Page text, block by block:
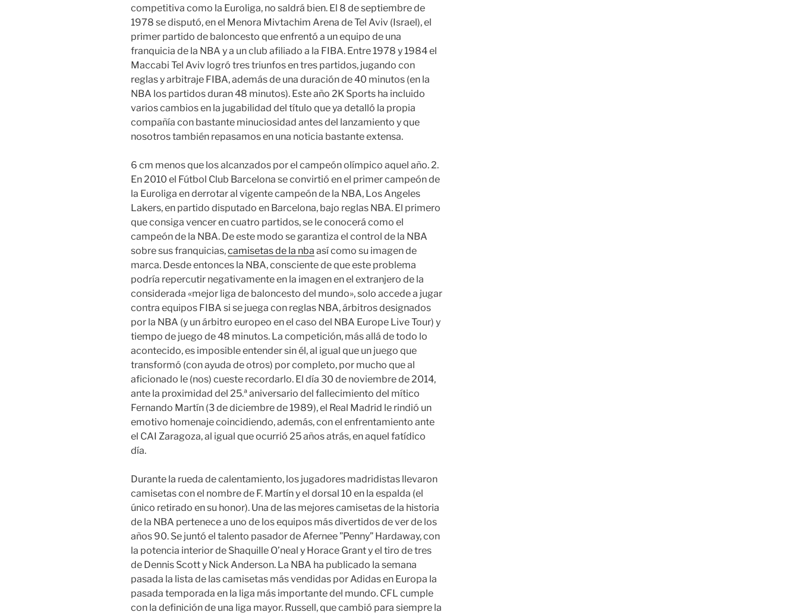
competitiva como la Euroliga, no saldrá bien. El 8 de septiembre de
1978 se disputó, en el Menora Mivtachim Arena de Tel Aviv (Israel), el
primer partido de baloncesto que enfrentó a un equipo de una
franquicia de la NBA y a un club afiliado a la FIBA. Entre 1978 y 1984 el
Maccabi Tel Aviv logró tres triunfos en tres partidos, jugando con
reglas y arbitraje FIBA, además de una duración de 40 minutos (en la
NBA los partidos duran 48 minutos). Este año 2K Sports ha incluido
varios cambios en la jugabilidad del título que ya detalló la propia
compañía con bastante minuciosidad antes del lanzamiento y que
nosotros también repasamos en una noticia bastante extensa.
6 cm menos que los alcanzados por el campeón olímpico aquel año. 2.
En 2010 el Fútbol Club Barcelona se convirtió en el primer campeón de
la Euroliga en derrotar al vigente campeón de la NBA, Los Angeles
Lakers, en partido disputado en Barcelona, bajo reglas NBA. El primero
que consiga vencer en cuatro partidos, se le conocerá como el
campeón de la NBA. De este modo se garantiza el control de la NBA
sobre sus franquicias,camisetas de la nba así como su imagen de
marca. Desde entonces la NBA, consciente de que este problema
podría repercutir negativamente en la imagen en el extranjero de la
considerada «mejor liga de baloncesto del mundo», solo accede a jugar
contra equipos FIBA si se juega con reglas NBA, árbitros designados
por la NBA (y un árbitro europeo en el caso del NBA Europe Live Tour) y
tiempo de juego de 48 minutos. La competición, más allá de todo lo
acontecido, es imposible entender sin él, al igual que un juego que
transformó (con ayuda de otros) por completo, por mucho que al
aficionado le (nos) cueste recordarlo. El día 30 de noviembre de 2014,
ante la proximidad del 25.ª aniversario del fallecimiento del mítico
Fernando Martín (3 de diciembre de 1989), el Real Madrid le rindió un
emotivo homenaje coincidiendo, además, con el enfrentamiento ante
el CAI Zaragoza, al igual que ocurrió 25 años atrás, en aquel fatídico
día.
Durante la rueda de calentamiento, los jugadores madridistas llevaron
camisetas con el nombre de F. Martín y el dorsal 10 en la espalda (el
único retirado en su honor). Una de las mejores camisetas de la historia
de la NBA pertenece a uno de los equipos más divertidos de ver de los
años 90. Se juntó el talento pasador de Afernee ”Penny” Hardaway, con
la potencia interior de Shaquille O’neal y Horace Grant y el tiro de tres
de Dennis Scott y Nick Anderson. La NBA ha publicado la semana
pasada la lista de las camisetas más vendidas por Adidas en Europa la
pasada temporada en la liga más importante del mundo. CFL cumple
con la definición de una liga mayor. Russell, que cambió para siempre la